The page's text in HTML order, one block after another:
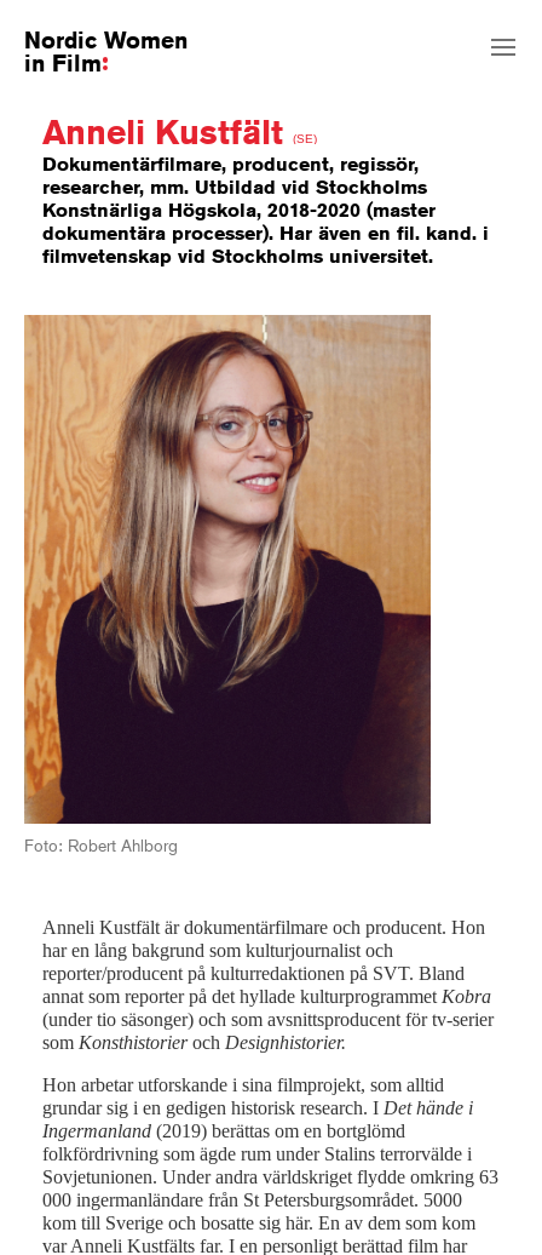
Nordic Women
in Film
Anneli Kustfält (SE)
Dokumentärfilmare, producent, regissör,
researcher, mm. Utbildad vid Stockholms
Konstnärliga Högskola, 2018-2020 (master
dokumentära processer). Har även en fil. kand. i
filmvetenskap vid Stockholms universitet.
Foto: Robert Ahlborg
Anneli Kustfält är dokumentärfilmare och producent. Hon
har en lång bakgrund som kulturjournalist och
reporter/producent på kulturredaktionen på SVT. Bland
annat som reporter på det hyllade kulturprogrammet Kobra
(under tio säsonger) och som avsnittsproducent för tv-serier
som Konsthistorieroch Designhistorier.
Hon arbetar utforskande i sina filmprojekt, som alltid
grundar sig i en gedigen historisk research. I Det hände i
Ingermanland (2019) berättas om en bortglömd
folkfördrivning som ägde rum under Stalins terrorvälde i
Sovjetunionen. Under andra världskriget flydde omkring 63
000 ingermanländare från St Petersburgsområdet. 5000
kom till Sverige och bosatte sig här. En av dem som kom
var Anneli Kustfälts far. I en personligt berättad film har